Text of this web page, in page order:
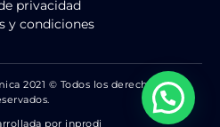
privacidad
y condiciones
2021 © Todos los derechos
por inprodi